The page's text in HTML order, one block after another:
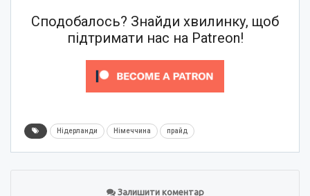
Сподобалось? Знайди хвилинку, щоб
підтримати нас на Patreon!
Нідерланди Німеччина прайд
Залишити коментар